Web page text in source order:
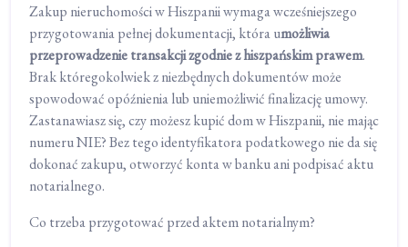
Zakup nieruchomości w Hiszpanii wymaga wcześniejszego
przygotowania pełnej dokumentacji, która umożliwia
przeprowadzenie transakcji zgodnie z hiszpańskim prawem.
Brak któregokolwiek z niezbędnych dokumentów może
spowodować opóźnienia lub uniemożliwić finalizację umowy.
Zastanawiasz się, czy możesz kupić dom w Hiszpanii, nie mając
numeru NIE? Bez tego identyfikatora podatkowego nie da się
dokonać zakupu, otworzyć konta w banku ani podpisać aktu
notarialnego.
Co trzeba przygotować przed aktem notarialnym?